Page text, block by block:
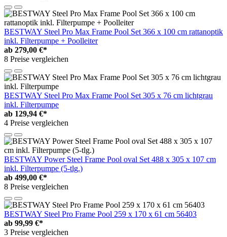
BESTWAY Steel Pro Max Frame Pool Set 366 x 100 cm rattanoptik
inkl. Filterpumpe + Poolleiter
ab 279,00 €*
8 Preise vergleichen
BESTWAY Steel Pro Max Frame Pool Set 305 x 76 cm lichtgrau
inkl. Filterpumpe
ab 129,94 €*
4 Preise vergleichen
BESTWAY Power Steel Frame Pool oval Set 488 x 305 x 107 cm
inkl. Filterpumpe (5-tlg.)
ab 499,00 €*
8 Preise vergleichen
BESTWAY Steel Pro Frame Pool 259 x 170 x 61 cm 56403
ab 99,99 €*
3 Preise vergleichen